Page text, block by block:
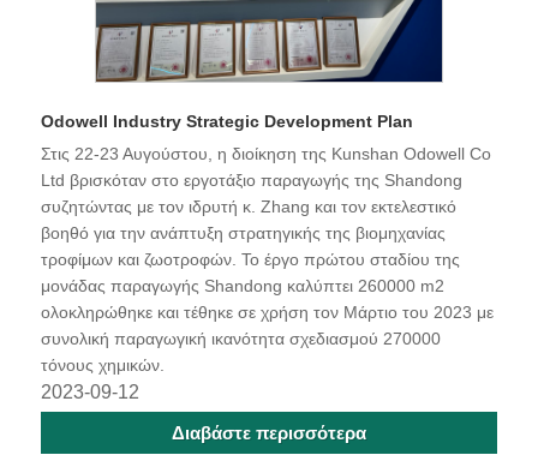
Odowell Industry Strategic Development Plan
Στις 22-23 Αυγούστου, η διοίκηση της Kunshan Odowell Co
Ltd βρισκόταν στο εργοτάξιο παραγωγής της Shandong
συζητώντας με τον ιδρυτή κ. Zhang και τον εκτελεστικό
βοηθό για την ανάπτυξη στρατηγικής της βιομηχανίας
τροφίμων και ζωοτροφών. Το έργο πρώτου σταδίου της
μονάδας παραγωγής Shandong καλύπτει 260000 m2
ολοκληρώθηκε και τέθηκε σε χρήση τον Μάρτιο του 2023 με
συνολική παραγωγική ικανότητα σχεδιασμού 270000
τόνους χημικών.
2023-09-12
Διαβάστε περισσότερα